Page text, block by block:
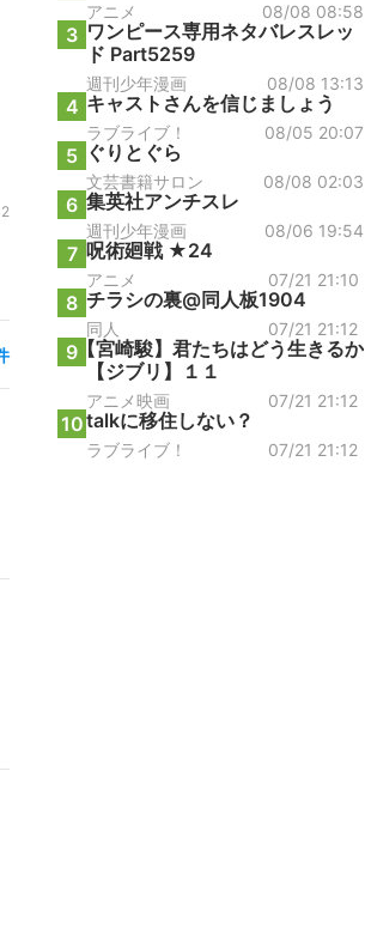
アニメ 08/08 08:58
3 ワンピース専用ネタバレスレッ
ド Part5259
週刊少年漫画 08/08 13:13
4 キャストさんを信じましょう
ラブライブ！ 08/05 20:07
5 ぐりとぐら
文芸書籍サロン 08/08 02:03
6 集英社アンチスレ
週刊少年漫画 08/06 19:54
7 呪術廻戦 ★24
アニメ 07/21 21:10
8 チラシの裏@同人板1904
同人 07/21 21:12
9【宮崎駿】君たちはどう生きるか
【ジブリ】１１
アニメ映画 07/21 21:12
10talkに移住しない？
ラブライブ！ 07/21 21:12